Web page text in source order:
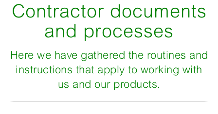
Contractor documents
and processes
Here we have gathered the routines and
instructions that apply to working with
us and our products.